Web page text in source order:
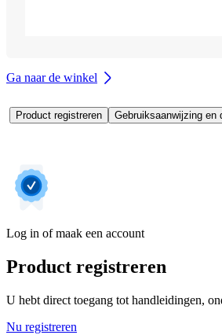
Ga naar de winkel
Product registreren Gebruiksaanwijzing en
Log in of maak een account
Product registreren
U hebt direct toegang tot handleidingen,
Nu registreren